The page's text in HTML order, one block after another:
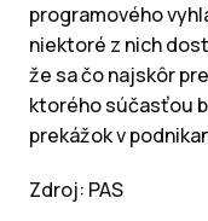
programového
niektoré z nich
že sa čo najskôr
ktorého súčasťou
prekážok v
Zdroj: PAS